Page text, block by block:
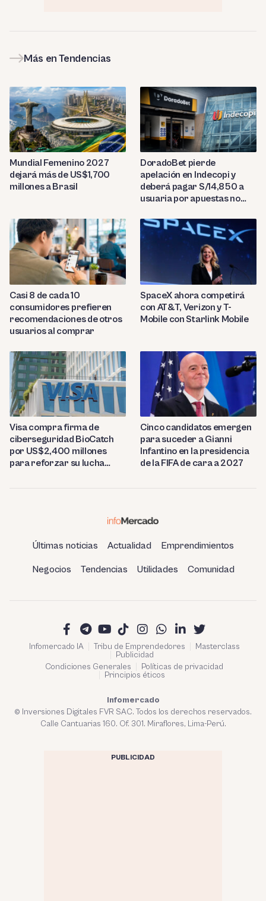
Más en Tendencias
Mundial Femenino 2027
dejará más de US$1,700
millones a Brasil
DoradoBet pierde
apelación en Indecopi y
deberá pagar S/14,850 a
usuaria por apuestas no
Casi 8 de cada 10
consumidores prefieren
recomendaciones de otros
usuarios al comprar
SpaceX ahora competirá
con AT&T, Verizon y T-
Mobile con Starlink Mobile
Visa compra firma de
ciberseguridad BioCatch
por US$2,400 millones
para reforzar su lucha
Cinco candidatos emergen
para suceder a Gianni
Infantino en la presidencia
de la FIFA de cara a 2027
Últimas noticias Actualidad Emprendimientos
Negocios Tendencias Utilidades Comunidad
Infomercado IA Tribu de Emprendedores
Masterclass
Publicidad
Condiciones Generales
Políticas de privacidad
Principios éticos
Infomercado
© Inversiones Digitales FVR SAC. Todos los derechos reservados.
Calle Cantuarias 160. Of. 301. Miraflores, Lima-Perú.
PUBLICIDAD